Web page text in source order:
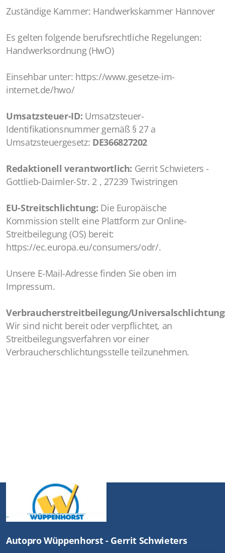
Zuständige Kammer: Handwerkskammer Hannover
Es gelten folgende berufsrechtliche Regelungen:
Handwerksordnung (HwO)
Einsehbar unter: https://www.gesetze-im-
internet.de/hwo/
Umsatzsteuer-ID: Umsatzsteuer-
Identifikationsnummer gemäß § 27 a
Umsatzsteuergesetz: DE366827202
Redaktionell verantwortlich: Gerrit Schwieters -
Gottlieb-Daimler-Str. 2 , 27239 Twistringen
EU-Streitschlichtung: Die Europäische
Kommission stellt eine Plattform zur Online-
Streitbeilegung (OS) bereit:
https://ec.europa.eu/consumers/odr/.
Unsere E-Mail-Adresse finden Sie oben im
Impressum.
Verbraucherstreitbeilegung/
Wir sind nicht bereit oder verpflichtet, an
Streitbeilegungsverfahren vor einer
Verbraucherschlichtungsstelle teilzunehmen.
Autopro Wüppenhorst - Gerrit Schwieters